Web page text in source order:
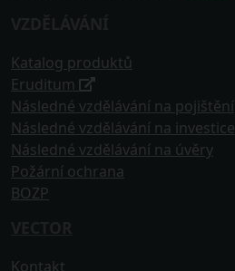
Katalog produktů
Eruditum
Následné vzdělávání na pojištění
Následné vzdělávání na investice
Následné vzdělávání na úvěry
Požární ochrana
BOZP
Kontakt